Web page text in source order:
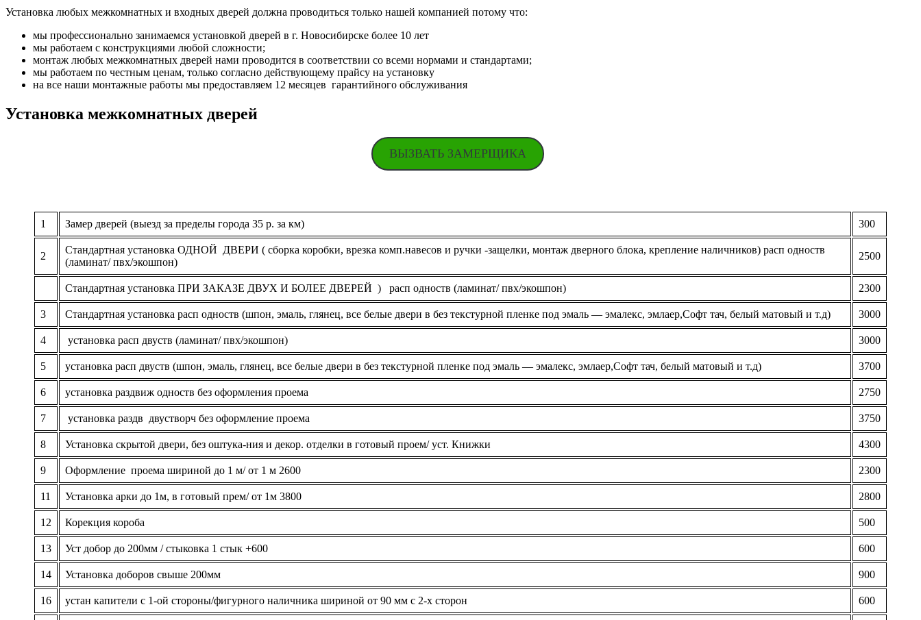
Установка любых межкомнатных и входных дверей должна проводиться только нашей компанией потому что:
мы профессионально занимаемся установкой дверей в г. Новосибирске более 10 лет
мы работаем с конструкциями любой сложности;
монтаж любых межкомнатных дверей нами проводится в соответствии со всеми нормами и стандартами;
мы работаем по честным ценам, только согласно действующему прайсу на установку
на все наши монтажные работы мы предоставляем 12 месяцев гарантийного обслуживания
Установка межкомнатных дверей
ВЫЗВАТЬ ЗАМЕРЩИКА
1 Замер дверей (выезд за пределы города 35 р. за км) 300
2
Стандартная установка ОДНОЙ ДВЕРИ ( сборка коробки, врезка комп.навесов и ручки -защелки, монтаж дверного блока, крепление наличников) расп одноств
(ламинат/ пвх/экошпон)
2500
Стандартная установка ПРИ ЗАКАЗЕ ДВУХ И БОЛЕЕ ДВЕРЕЙ ) расп одноств (ламинат/ пвх/экошпон) 2300
3 Стандартная установка расп одноств (шпон, эмаль, глянец, все белые двери в без текстурной пленке под эмаль — эмалекс, эмлаер,Софт тач, белый матовый и т.д) 3000
4 установка расп двуств (ламинат/ пвх/экошпон) 3000
5 установка расп двуств (шпон, эмаль, глянец, все белые двери в без текстурной пленке под эмаль — эмалекс, эмлаер,Софт тач, белый матовый и т.д) 3700
6 установка раздвиж одноств без оформления проема 2750
7 установка раздв двустворч без оформление проема 3750
8 Установка скрытой двери, без оштука-ния и декор. отделки в готовый проем/ уст. Книжки 4300
9 Оформление проема шириной до 1 м/ от 1 м 2600 2300
11 Установка арки до 1м, в готовый прем/ от 1м 3800 2800
12 Корекция короба 500
13 Уст добор до 200мм / стыковка 1 стык +600 600
14 Установка доборов свыше 200мм 900
16 устан капители с 1-ой стороны/фигурного наличника шириной от 90 мм с 2-х сторон 600